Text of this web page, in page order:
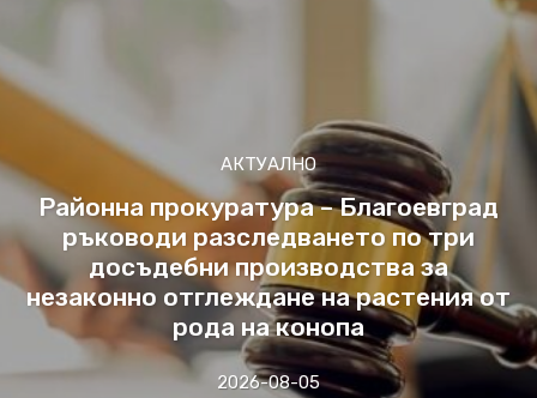
АКТУАЛНО
Районна прокуратура – Благоевград
ръководи разследването по три
досъдебни производства за
незаконно отглеждане на растения от
рода на конопа
2026-08-05